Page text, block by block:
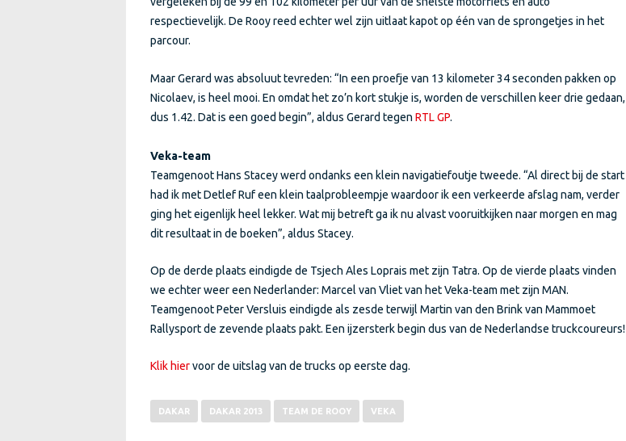
respectievelijk. De Rooy reed echter wel zijn uitlaat kapot op één van de sprongetjes in het
parcour.
Maar Gerard was absoluut tevreden: “In een proefje van 13 kilometer 34 seconden pakken op
Nicolaev, is heel mooi. En omdat het zo’n kort stukje is, worden de verschillen keer drie gedaan,
dus 1.42. Dat is een goed begin”, aldus Gerard tegen RTL GP.
Veka-team
Teamgenoot Hans Stacey werd ondanks een klein navigatiefoutje tweede. “Al direct bij de start
had ik met Detlef Ruf een klein taalprobleempje waardoor ik een verkeerde afslag nam, verder
ging het eigenlijk heel lekker. Wat mij betreft ga ik nu alvast vooruitkijken naar morgen en mag
dit resultaat in de boeken”, aldus Stacey.
Op de derde plaats eindigde de Tsjech Ales Loprais met zijn Tatra. Op de vierde plaats vinden
we echter weer een Nederlander: Marcel van Vliet van het Veka-team met zijn MAN.
Teamgenoot Peter Versluis eindigde als zesde terwijl Martin van den Brink van Mammoet
Rallysport de zevende plaats pakt. Een ijzersterk begin dus van de Nederlandse truckcoureurs!
Klik hiervoor de uitslag van de trucks op eerste dag.
DAKAR DAKAR 2013 TEAM DE ROOY VEKA